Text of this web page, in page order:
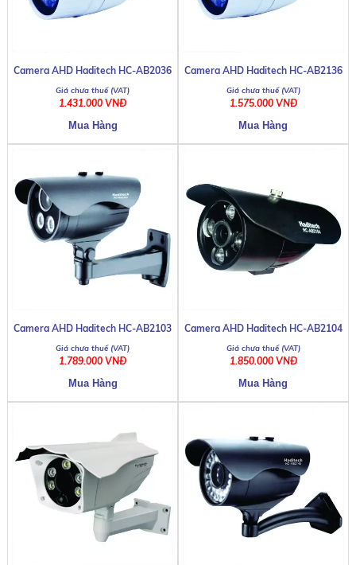
DHN KDE JVS0093
DHN AV-812W
Camera AHD Haditech HC-AB2036
1.431.000 VNĐ
Camera AHD Haditech HC-AB2136
1.575.000 VNĐ
Camera AHD Haditech HC-AB2103
1.789.000 VNĐ
Camera AHD Haditech HC-AB2104
1.850.000 VNĐ